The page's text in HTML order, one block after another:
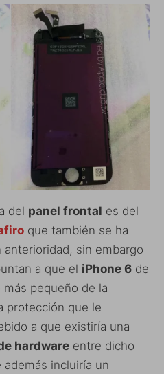
del panel frontal es del
que también se ha
sin embargo
a que el iPhone 6 de
pequeño de la
protección que le
a que existiría una
hardware entre dicho
además incluiría un